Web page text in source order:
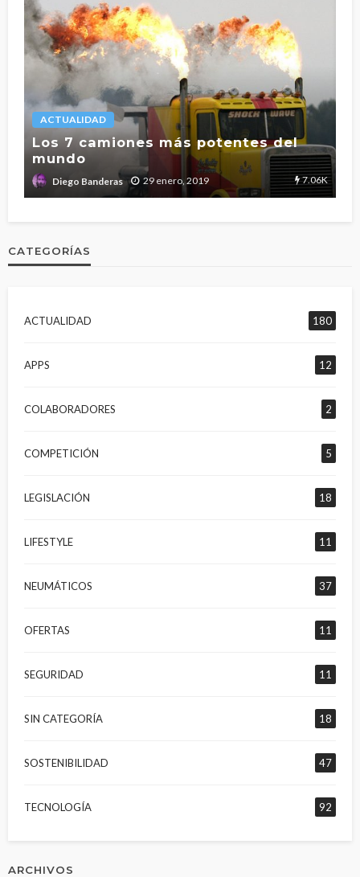
ACTUALIDAD
Los 7 camiones más potentes del
mundo
Diego Banderas 29 enero, 2019 7.06K
CATEGORÍAS
ACTUALIDAD 180
APPS 12
COLABORADORES 2
COMPETICIÓN 5
LEGISLACIÓN 18
LIFESTYLE 11
NEUMÁTICOS 37
OFERTAS 11
SEGURIDAD 11
SIN CATEGORÍA 18
SOSTENIBILIDAD 47
TECNOLOGÍA 92
ARCHIVOS